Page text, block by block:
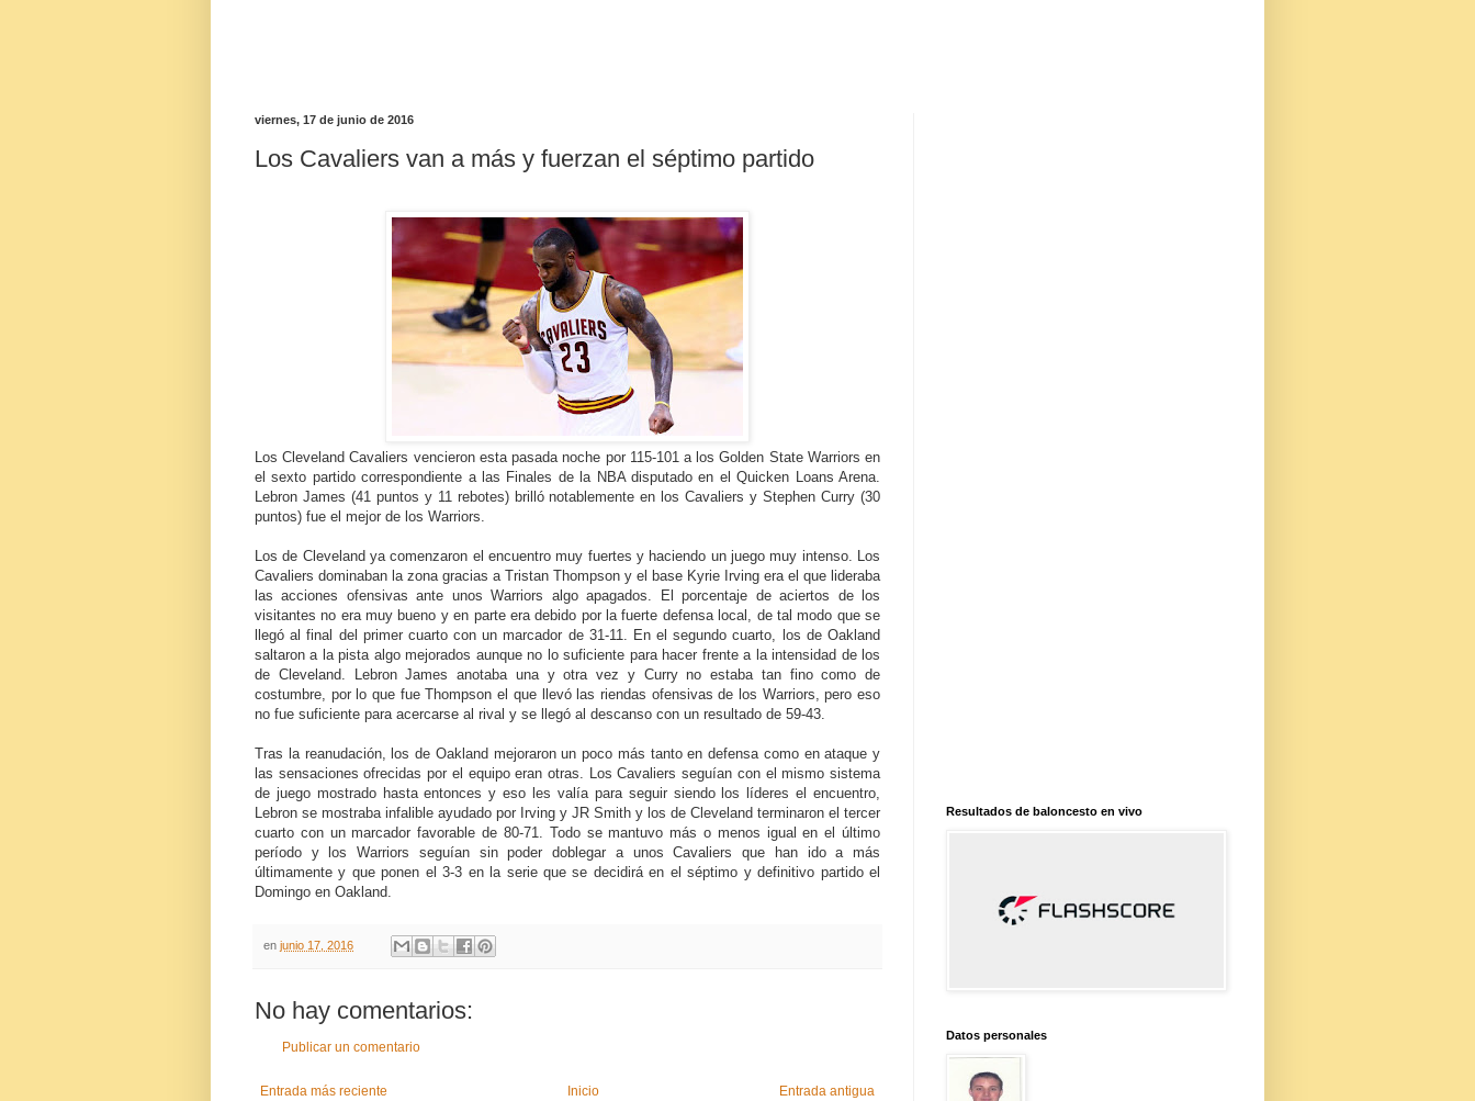
viernes, 17 de junio de 2016
Los Cavaliers van a más y fuerzan el séptimo partido
Los Cleveland Cavaliers vencieron esta pasada noche por 115-101 a los Golden State Warriors en
el sexto partido correspondiente a las Finales de la NBA disputado en el Quicken Loans Arena.
Lebron James (41 puntos y 11 rebotes) brilló notablemente en los Cavaliers y Stephen Curry (30
puntos) fue el mejor de los Warriors.
Los de Cleveland ya comenzaron el encuentro muy fuertes y haciendo un juego muy intenso. Los
Cavaliers dominaban la zona gracias a Tristan Thompson y el base Kyrie Irving era el que lideraba
las acciones ofensivas ante unos Warriors algo apagados. El porcentaje de aciertos de los
visitantes no era muy bueno y en parte era debido por la fuerte defensa local, de tal modo que se
llegó al final del primer cuarto con un marcador de 31-11. En el segundo cuarto, los de Oakland
saltaron a la pista algo mejorados aunque no lo suficiente para hacer frente a la intensidad de los
de Cleveland. Lebron James anotaba una y otra vez y Curry no estaba tan fino como de
costumbre, por lo que fue Thompson el que llevó las riendas ofensivas de los Warriors, pero eso
no fue suficiente para acercarse al rival y se llegó al descanso con un resultado de 59-43.
Tras la reanudación, los de Oakland mejoraron un poco más tanto en defensa como en ataque y
las sensaciones ofrecidas por el equipo eran otras. Los Cavaliers seguían con el mismo sistema
de juego mostrado hasta entonces y eso les valía para seguir siendo los líderes el encuentro,
Lebron se mostraba infalible ayudado por Irving y JR Smith y los de Cleveland terminaron el tercer
cuarto con un marcador favorable de 80-71. Todo se mantuvo más o menos igual en el último
período y los Warriors seguían sin poder doblegar a unos Cavaliers que han ido a más
últimamente y que ponen el 3-3 en la serie que se decidirá en el séptimo y definitivo partido el
Domingo en Oakland.
en junio 17, 2016
No hay comentarios:
Publicar un comentario
Entrada más reciente Entrada antigua
Inicio
Resultados de baloncesto en vivo
Datos personales